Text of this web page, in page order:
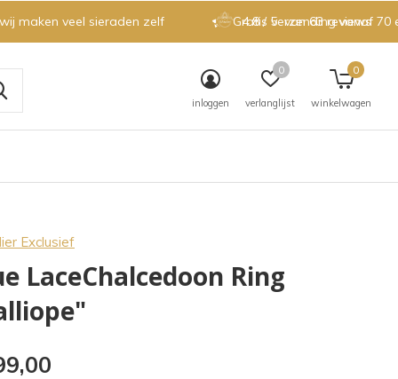
inloggen verlanglijst
0
winkelwagen
0
maken veel sieraden zelf Gratis verzending vanaf 70
4.8 / 5 van 63 reviews
Exclusief
LaceChalcedoon Ring